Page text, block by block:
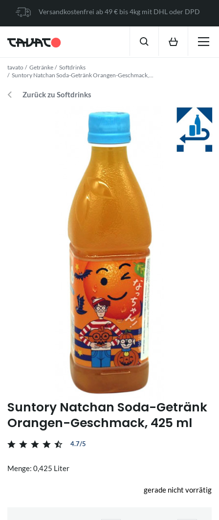
Versandkostenfrei ab 49 € bis 4kg mit DHL oder DPD
tavato Getränke
Softdrinks
Suntory Natchan Soda-Getränk Orangen-Geschmack,...
Zurück zu Softdrinks
Suntory Natchan Soda-Getränk
Orangen-Geschmack, 425 ml
4.7/5
Menge: 0,425 Liter
gerade nicht vorrätig